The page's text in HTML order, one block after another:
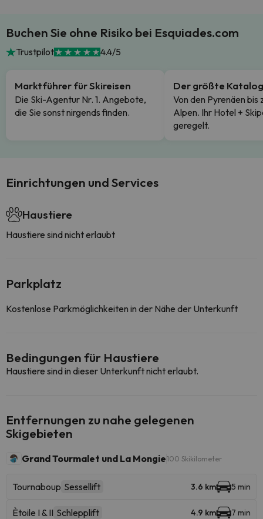
Buchen Sie ohne Risiko bei Esquiades.com
Trustpilot 4.4/5
Marktführer für Skireisen
Die Ski-Agentur Nr. 1. Angebote,
die Sie sonst nirgends finden.
Der größte Katalog
Von den Pyrenäen bis
Alpen. Ihr Hotel +
geregelt.
Einrichtungen und Services
Haustiere
Haustiere sind nicht erlaubt
Parkplatz
Kostenlose Parkmöglichkeiten in der Nähe der Unterkunft
Bedingungen für Haustiere
Haustiere sind in dieser Unterkunft nicht erlaubt.
Entfernungen zu nahe gelegenen
Skigebieten
Grand Tourmalet und La Mongie100 Skikilometer
Tournaboup Sessellift 3.6 km 5 min
Ètoile I & II Schlepplift 4.9 km 7 min